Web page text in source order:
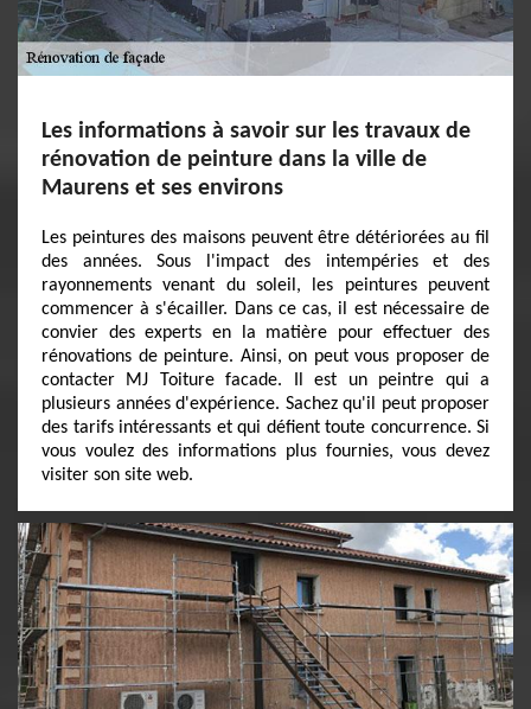
Les informations à savoir sur les travaux de
rénovation de peinture dans la ville de
Maurens et ses environs
Les peintures des maisons peuvent être détériorées au fil
des années. Sous l'impact des intempéries et des
rayonnements venant du soleil, les peintures peuvent
commencer à s'écailler. Dans ce cas, il est nécessaire de
convier des experts en la matière pour effectuer des
rénovations de peinture. Ainsi, on peut vous proposer de
contacter MJ Toiture facade. Il est un peintre qui a
plusieurs années d'expérience. Sachez qu'il peut proposer
des tarifs intéressants et qui défient toute concurrence. Si
vous voulez des informations plus fournies, vous devez
visiter son site web.